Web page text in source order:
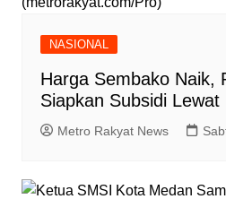
NASIONAL
Harga Sembako Naik,
Siapkan Subsidi Lewat
Metro Rakyat News